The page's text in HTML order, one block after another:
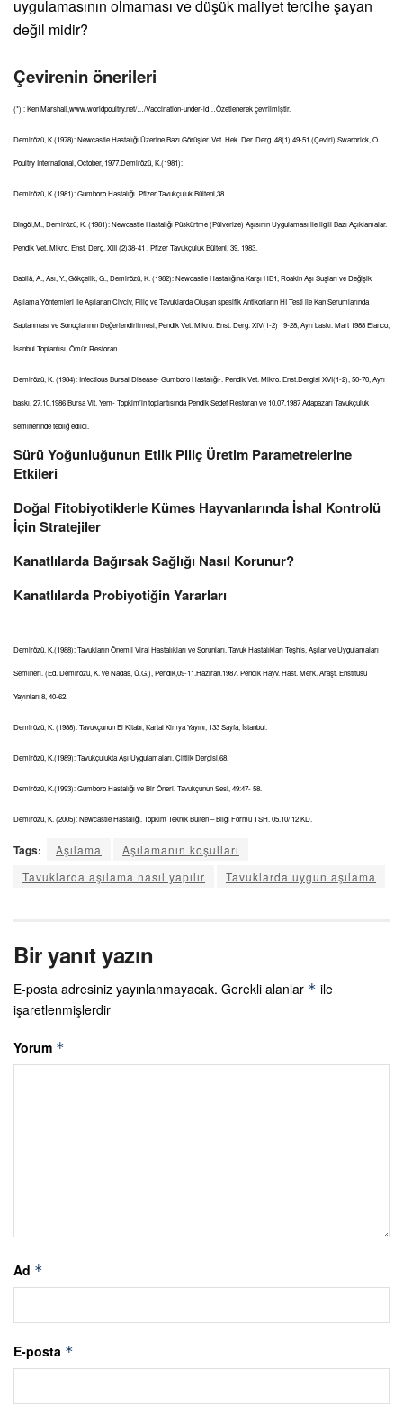
uygulamasının olmaması ve düşük maliyet tercihe şayan
değil midir?
Çevirenin önerileri
(*) : Ken Marshall,www.worldpoultry.net/…/Vaccination-under-id…Özetlenerek çevrilmiştir.
Demirözü, K.(1978): Newcastle Hastalığı Üzerine Bazı Görüşler. Vet. Hek. Der. Derg. 48(1) 49-51.(Çeviri) Swarbrick, O.
Poultry International, October, 1977.Demirözü, K.(1981):
Demirözü, K.(1981): Gumboro Hastalığı. Pfizer Tavukçuluk Bülteni,38.
Bingöl,M., Demirözü, K. (1981): Newcastle Hastalığı Püskürtme (Pülverize) Aşısının Uygulaması ile ilgili Bazı Açıklamalar.
Pendik Vet. Mikro. Enst. Derg. XIII (2)38-41 . Pfizer Tavukçuluk Bülteni, 39, 1983.
Babilâ, A., Ası, Y., Gökçelik, G., Demirözü, K. (1982): Newcastle Hastalığına Karşı HB1, Roakin Aşı Suşları ve Değişik
Aşılama Yöntemleri ile Aşılanan Civciv, Piliç ve Tavuklarda Oluşan spesifik Antikorların HI Testi ile Kan Serumlarında
Saptanması ve Sonuçlarının Değerlendirilmesi, Pendik Vet. Mikro. Enst. Derg. XIV(1-2) 19-28, Ayrı baskı. Mart 1988 Elanco,
İsanbul Toplantısı, Ömür Restoran.
Demirözü, K. (1984): Infectious Bursal Disease- Gumboro Hastalığı-. Pendik Vet. Mikro. Enst.Dergisi XVI(1-2), 50-70, Ayrı
baskı. 27.10.1986 Bursa Vit. Yem- Topkim’in toplantısında Pendik Sedef Restoran ve 10.07.1987 Adapazarı Tavukçuluk
seminerinde tebliğ edildi.
Sürü Yoğunluğunun Etlik Piliç Üretim Parametrelerine
Etkileri
Doğal Fitobiyotiklerle Kümes Hayvanlarında İshal Kontrolü
İçin Stratejiler
Kanatlılarda Bağırsak Sağlığı Nasıl Korunur?
Kanatlılarda Probiyotiğin Yararları
Demirözü, K.(1988): Tavukların Önemli Viral Hastalıkları ve Sorunları. Tavuk Hastalıkları Teşhis, Aşılar ve Uygulamaları
Semineri. (Ed. Demirözü, K. ve Nadas, Ü.G.), Pendik,09-11.Haziran.1987. Pendik Hayv. Hast. Merk. Araşt. Enstitüsü
Yayınları 8, 40-62.
Demirözü, K. (1988): Tavukçunun El Kitabı, Kartal Kimya Yayını, 133 Sayfa, İstanbul.
Demirözü, K.(1989): Tavukçulukta Aşı Uygulamaları. Çiftlik Dergisi,68.
Demirözü, K.(1993): Gumboro Hastalığı ve Bir Öneri. Tavukçunun Sesi, 49:47- 58.
Demirözü, K. (2005): Newcastle Hastalığı. Topkim Teknik Bülten – Bilgi Formu TSH. 05.10/ 12 KD.
Tags: Aşılama
Aşılamanın koşulları
Tavuklarda aşılama nasıl yapılır
Tavuklarda uygun aşılama
Bir yanıt yazın
E-posta adresiniz yayınlanmayacak. Gerekli alanlar * ile
işaretlenmişlerdir
Yorum *
Ad *
E-posta *